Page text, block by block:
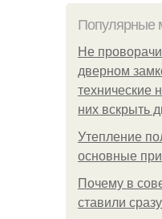
Популярные
Не
дверном
технические
них вскрыть
Утепление
основные
Почему в
ставили